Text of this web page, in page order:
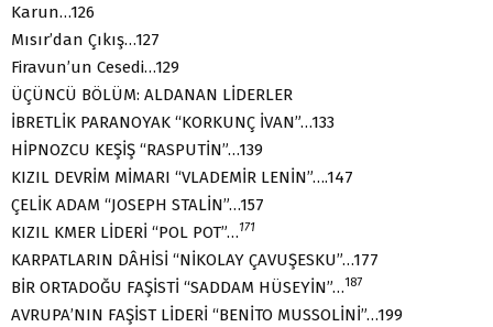
Karun…126
Mısır’dan Çıkış…127
Firavun’un Cesedi…129
ÜÇÜNCÜ BÖLÜM: ALDANAN LİDERLER
İBRETLİK PARANOYAK “KORKUNÇ İVAN”…133
HİPNOZCU KEŞİŞ “RASPUTİN”…139
KIZIL DEVRİM MİMARI “VLADEMİR LENİN”….147
ÇELİK ADAM “JOSEPH STALİN”…157
KIZIL KMER LİDERİ “POL POT”…171
KARPATLARIN DÂHİSİ “NİKOLAY ÇAVUŞESKU”…177
BİR ORTADOĞU FAŞİSTİ “SADDAM HÜSEYİN”…187
AVRUPA’NIN FAŞİST LİDERİ “BENİTO MUSSOLİNİ”…199